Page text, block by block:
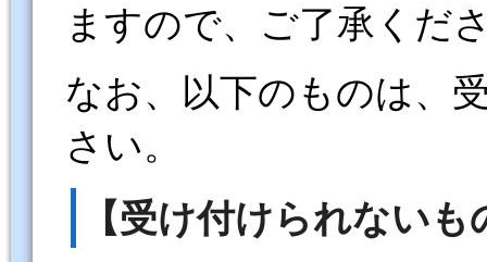
ますので、ご了承くだ
なお、以下のものは、
さい。
【受け付けられないも